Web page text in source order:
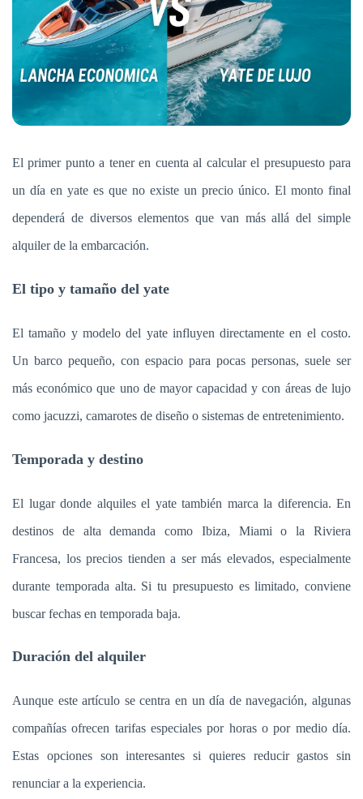
El primer punto a tener en cuenta al calcular el presupuesto para
un día en yate es que no existe un precio único. El monto final
dependerá de diversos elementos que van más allá del simple
alquiler de la embarcación.
El tipo y tamaño del yate
El tamaño y modelo del yate influyen directamente en el costo.
Un barco pequeño, con espacio para pocas personas, suele ser
más económico que uno de mayor capacidad y con áreas de lujo
como jacuzzi, camarotes de diseño o sistemas de entretenimiento.
Temporada y destino
El lugar donde alquiles el yate también marca la diferencia. En
destinos de alta demanda como Ibiza, Miami o la Riviera
Francesa, los precios tienden a ser más elevados, especialmente
durante temporada alta. Si tu presupuesto es limitado, conviene
buscar fechas en temporada baja.
Duración del alquiler
Aunque este artículo se centra en un día de navegación, algunas
compañías ofrecen tarifas especiales por horas o por medio día.
Estas opciones son interesantes si quieres reducir gastos sin
renunciar a la experiencia.